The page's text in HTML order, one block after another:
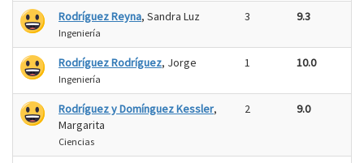
Rodríguez Reyna, Sandra Luz
Ingeniería
3 9.3
Rodríguez Rodríguez, Jorge
Ingeniería
1 10.0
Rodríguez y Domínguez Kessler,
Margarita
Ciencias
2 9.0